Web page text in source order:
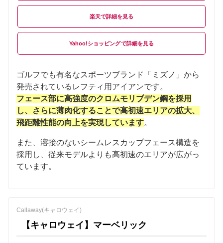
楽天
Yahoo!ショッピング
ゴルフでも有名なスポーツブランド「ミズノ」から
発売されているレフティ用アイアンです。
フェース部に高強度のクロムモリブデン鋼を採用
し、さらに薄肉化することで高初速エリアの拡大、
飛距離性能の向上を実現しています。
また、溶接のないシームレスカップフェース構造を
採用し、従来モデルよりも高初速のエリアが広がっ
ています。
Callaway(キャロウェイ)
【キャロウェイ】マーベリック